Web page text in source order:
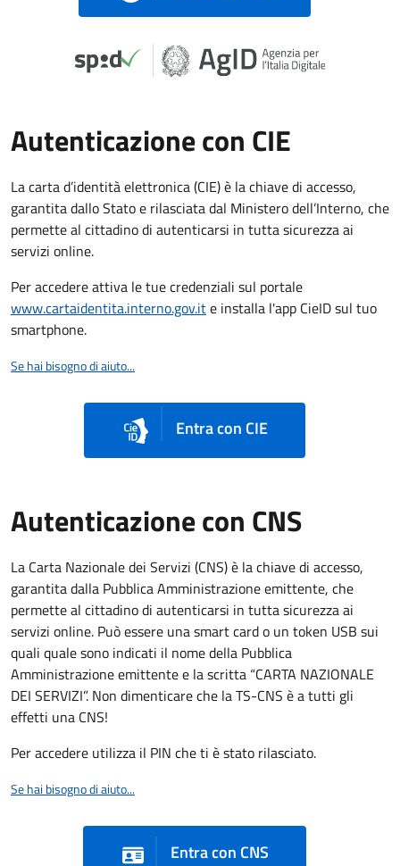
Autenticazione con CIE
La carta d’identità elettronica (CIE) è la chiave di accesso,
garantita dallo Stato e rilasciata dal Ministero dell’Interno, che
permette al cittadino di autenticarsi in tutta sicurezza ai
servizi online.
Per accedere attiva le tue credenziali sul portale
www.cartaidentita.interno.gov.ite installa l'app CieID sul tuo
smartphone.
Se hai bisogno di aiuto...
Entra con CIE
Autenticazione con CNS
La Carta Nazionale dei Servizi (CNS) è la chiave di accesso,
garantita dalla Pubblica Amministrazione emittente, che
permette al cittadino di autenticarsi in tutta sicurezza ai
servizi online. Può essere una smart card o un token USB sui
quali quale sono indicati il nome della Pubblica
Amministrazione emittente e la scritta “CARTA NAZIONALE
DEI SERVIZI”. Non dimenticare che la TS-CNS è a tutti gli
effetti una CNS!
Per accedere utilizza il PIN che ti è stato rilasciato.
Se hai bisogno di aiuto...
Entra con CNS